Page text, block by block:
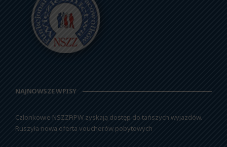
NAJNOWSZE WPISY
Członkowie NSZZFiPW zyskają dostęp do tańszych wyjazdów.
Ruszyła nowa oferta voucherów pobytowych